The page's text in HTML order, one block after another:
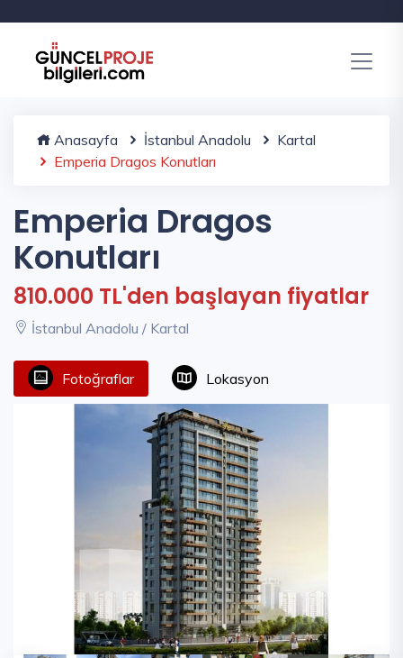
Anasayfa İstanbul Anadolu
Kartal
Emperia Dragos Konutları
Emperia Dragos
Konutları
810.000 TL'den başlayan fiyatlar
İstanbul Anadolu / Kartal
Fotoğraflar Lokasyon